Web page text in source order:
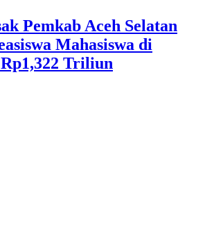
Pemkab Aceh Selatan
Mahasiswa di
Triliun